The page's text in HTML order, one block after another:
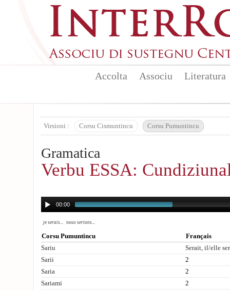
Accolta Associu Literatura
Virsioni : Corsu Cismuntincu Corsu Pumuntincu
Gramatica
Verbu ESSA:
00:00
je serais... nous serions...
Corsu Pumuntincu
Français
Sariu
Serait, il/elle
Sarii
2
Saria
2
Sariami
2